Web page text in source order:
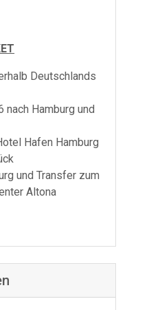
Deutschlands
nach Hamburg und
Hafen Hamburg
und Transfer zum
Altona